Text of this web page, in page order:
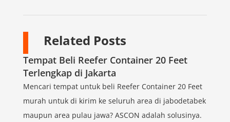
Related Posts
Tempat Beli Reefer Container 20 Feet
Terlengkap di Jakarta
Mencari tempat untuk beli Reefer Container 20 Feet
murah untuk di kirim ke seluruh area di jabodetabek
maupun area pulau jawa? ASCON adalah solusinya.